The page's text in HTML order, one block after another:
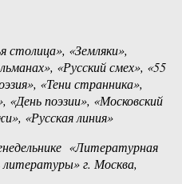
столица», «Земляки»,
«Русский смех», «55
«Тени странника»,
«День поэзии», «Московский
«Русская линия»
«Литературная
литературы» г. Москва,